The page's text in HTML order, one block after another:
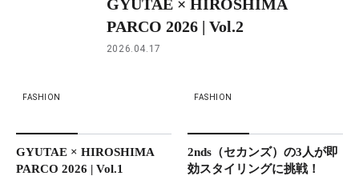
GYUTAE × HIROSHIMA
PARCO 2026 | Vol.2
2026.04.17
FASHION
GYUTAE × HIROSHIMA
PARCO 2026 | Vol.1
FASHION
2nds（セカンズ）の3人が即
効スタイリングに挑戦！